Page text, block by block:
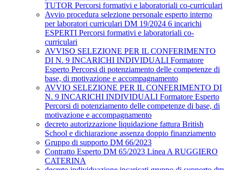
TUTOR Percorsi formativi e laboratoriali co-curriculari
Avvio procedura selezione personale esperto interno
per laboratori curriculari DM 19/2024 6 incarichi
ESPERTI Percorsi formativi e laboratoriali co-
curriculari
AVVISO SELEZIONE PER IL CONFERIMENTO
DI N. 9 INCARICHI INDIVIDUALI Formatore
Esperto Percorsi di potenziamento delle competenze di
base, di motivazione e accompagnamento
AVVIO SELEZIONE PER IL CONFERIMENTO DI
N. 9 INCARICHI INDIVIDUALI Formatore Esperto
Percorsi di potenziamento delle competenze di base, di
motivazione e accompagnamento
decreto autorizzazione liquidazione fattura British
School e dichiarazione assenza doppio finanziamento
Gruppo di supporto DM 66/2023
Contratto Esperto DM 65/2023 Linea A RUGGIERO
CATERINA